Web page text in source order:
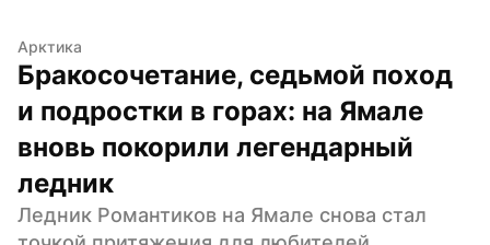
Арктика
Бракосочетание, седьмой поход
и подростки в горах: на Ямале
вновь покорили легендарный
ледник
Ледник Романтиков на Ямале снова стал